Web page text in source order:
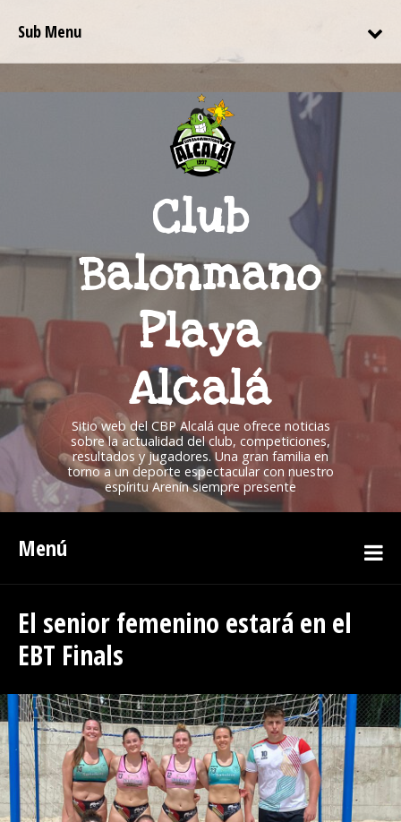
Sub Menu
Club
Balonmano
Playa
Alcalá
Sitio web del CBP Alcalá que ofrece noticias
sobre la actualidad del club, competiciones,
resultados y jugadores. Una gran familia en
torno a un deporte espectacular con nuestro
espíritu Arenín siempre presente
Menú
El senior femenino estará en el
EBT Finals